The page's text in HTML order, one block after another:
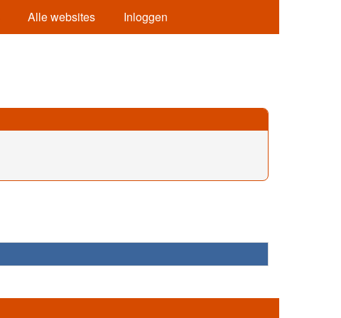
Alle websites Inloggen